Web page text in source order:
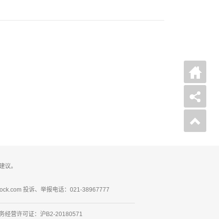
议。
投诉、举报电话：021-38967777
营许可证：沪B2-20180571